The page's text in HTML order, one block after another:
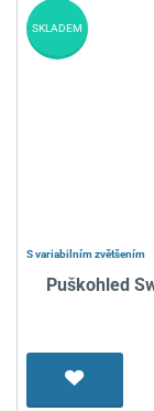
S variabilním zvětšením
Puškohled
SKLADEM